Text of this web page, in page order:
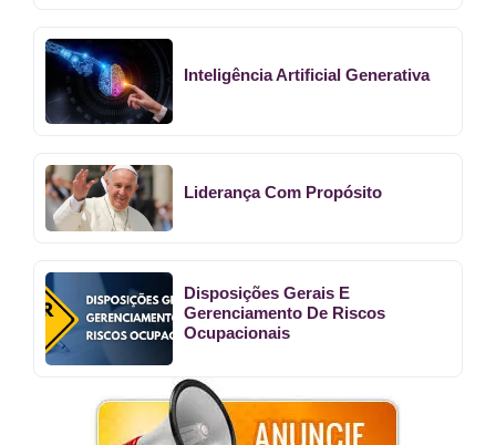
Inteligência Artificial Generativa
Liderança Com Propósito
Disposições Gerais E
Gerenciamento De Riscos
Ocupacionais